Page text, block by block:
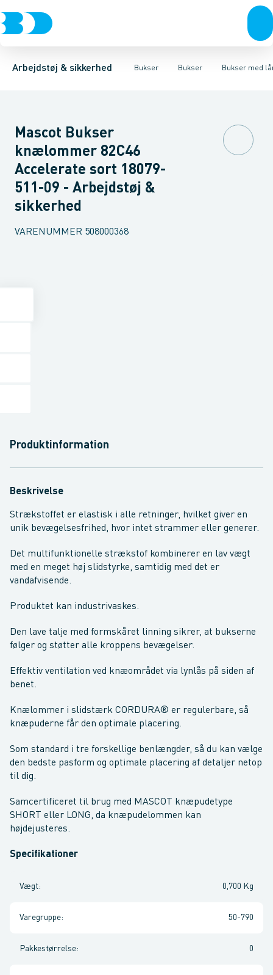
Arbejdstøj & sikkerhed Bukser
Trøjer & t-shirtsBukser Overtøj & huer Undertøj & sokkerSko
Bukser
BukserKnickers & Shorts OverallsKedeldragter Knæskånere
Bukser med
Bukser med hængelommer Bukser med lårlommer
Mascot Bukser
knælommer 82C46
Accelerate sort 18079-
511-09 - Arbejdstøj &
sikkerhed
VARENUMMER 508000368
Produktinformation
Beskrivelse
Strækstoffet er elastisk i alle retninger, hvilket giver en
unik bevægelsesfrihed, hvor intet strammer eller generer.
Det multifunktionelle strækstof kombinerer en lav vægt
med en meget høj slidstyrke, samtidig med det er
vandafvisende.
Produktet kan industrivaskes.
Den lave talje med formskåret linning sikrer, at bukserne
følger og støtter alle kroppens bevægelser.
Effektiv ventilation ved knæområdet via lynlås på siden af
benet.
Knælommer i slidstærk CORDURA® er regulerbare, så
knæpuderne får den optimale placering.
Som standard i tre forskellige benlængder, så du kan vælge
den bedste pasform og optimale placering af detaljer netop
til dig.
Samcertificeret til brug med MASCOT knæpudetype
SHORT eller LONG, da knæpudelommen kan
højdejusteres.
Specifikationer
Vægt: 0,700 Kg
Varegruppe: 50-790
Pakkestørrelse: 0